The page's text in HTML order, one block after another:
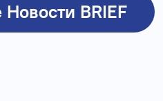
Новости BRIEF